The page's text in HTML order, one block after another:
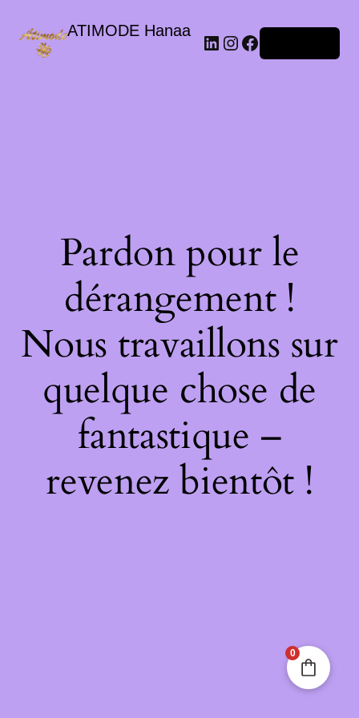
ATIMODE Hanaa
Pardon pour le
dérangement !
Nous travaillons sur
quelque chose de
fantastique –
revenez bientôt !
0